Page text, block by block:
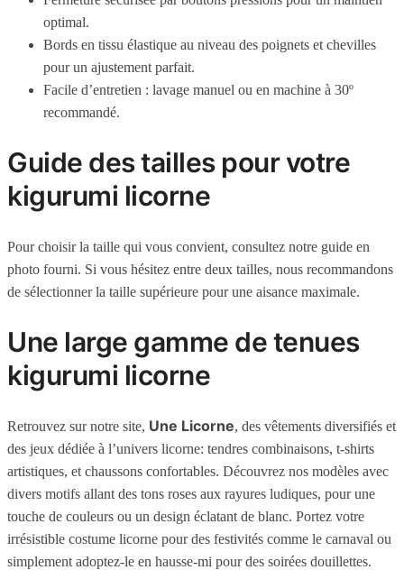
optimal.
Bords en tissu élastique au niveau des poignets et chevilles
pour un ajustement parfait.
Facile d’entretien : lavage manuel ou en machine à 30º
recommandé.
Guide des tailles pour votre
kigurumi licorne
Pour choisir la taille qui vous convient, consultez notre guide en
photo fourni. Si vous hésitez entre deux tailles, nous recommandons
de sélectionner la taille supérieure pour une aisance maximale.
Une large gamme de tenues
kigurumi licorne
Retrouvez sur notre site, Une Licorne, des vêtements diversifiés et
des jeux dédiée à l’univers licorne: tendres combinaisons, t-shirts
artistiques, et chaussons confortables. Découvrez nos modèles avec
divers motifs allant des tons roses aux rayures ludiques, pour une
touche de couleurs ou un design éclatant de blanc. Portez votre
irrésistible costume licorne pour des festivités comme le carnaval ou
simplement adoptez-le en hausse-mi pour des soirées douillettes.